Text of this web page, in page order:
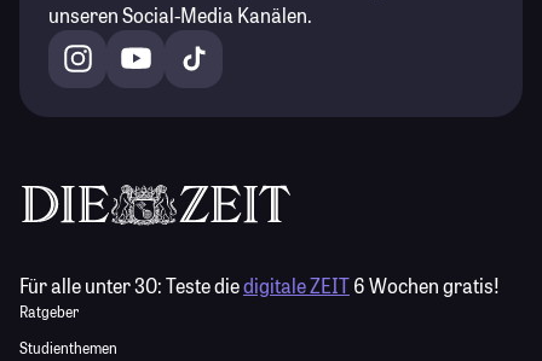
unseren Social-Media Kanälen.
Für alle unter 30:Teste diedigitale ZEIT6 Wochen gratis!
Ratgeber
Studienthemen